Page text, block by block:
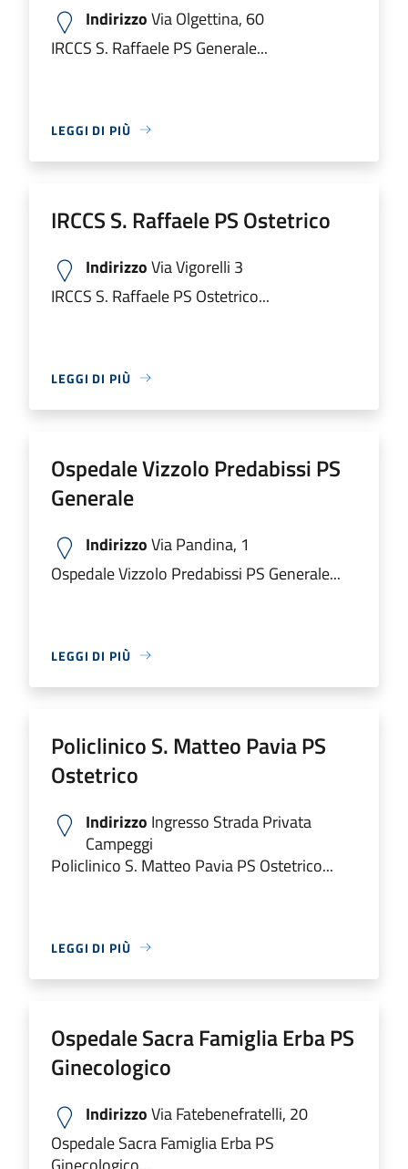
IndirizzoVia Olgettina, 60
IRCCS S. Raffaele PS Generale...
LEGGI DI PIÙ
IRCCS S. Raffaele PS Ostetrico
IndirizzoVia Vigorelli 3
IRCCS S. Raffaele PS Ostetrico...
LEGGI DI PIÙ
Ospedale Vizzolo Predabissi PS
Generale
IndirizzoVia Pandina, 1
Ospedale Vizzolo Predabissi PS Generale...
LEGGI DI PIÙ
Policlinico S. Matteo Pavia PS
Ostetrico
Indirizzo Ingresso Strada Privata
Campeggi
Policlinico S. Matteo Pavia PS Ostetrico...
LEGGI DI PIÙ
Ospedale Sacra Famiglia Erba PS
Ginecologico
IndirizzoVia Fatebenefratelli, 20
Ospedale Sacra Famiglia Erba PS